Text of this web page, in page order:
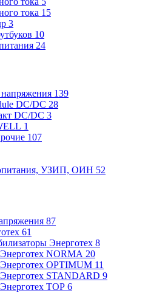
тока 15
3
10
24
139
DC/DC 28
DC/DC 3
1
107
УЗИП, ОИН 52
87
61
Энерготех 8
NORMA 20
OPTIMUM 11
STANDARD 9
TOP 6